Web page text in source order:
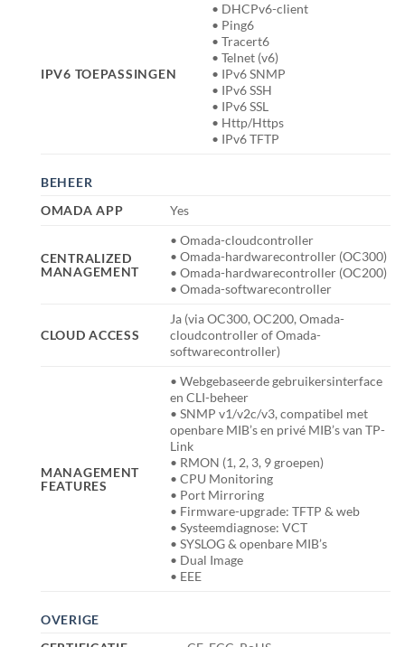
IPV6 TOEPASSINGEN
• DHCPv6-client
• Ping6
• Tracert6
• Telnet (v6)
• IPv6 SNMP
• IPv6 SSH
• IPv6 SSL
• Http/Https
• IPv6 TFTP
BEHEER
OMADA APP
Yes
CENTRALIZED
MANAGEMENT
• Omada-cloudcontroller
• Omada-hardwarecontroller (OC300)
• Omada-hardwarecontroller (OC200)
• Omada-softwarecontroller
CLOUD ACCESS
Ja (via OC300, OC200, Omada-
cloudcontroller of Omada-
softwarecontroller)
MANAGEMENT
FEATURES
• Webgebaseerde gebruikersinterface
en CLI-beheer
• SNMP v1/v2c/v3, compatibel met
openbare MIB’s en privé MIB’s van TP-
Link
• RMON (1, 2, 3, 9 groepen)
• CPU Monitoring
• Port Mirroring
• Firmware-upgrade: TFTP & web
• Systeemdiagnose: VCT
• SYSLOG & openbare MIB’s
• Dual Image
• EEE
OVERIGE